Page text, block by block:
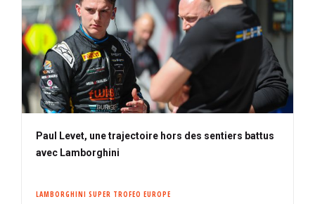
Paul Levet, une trajectoire hors des sentiers battus
avec Lamborghini
LAMBORGHINI SUPER TROFEO EUROPE